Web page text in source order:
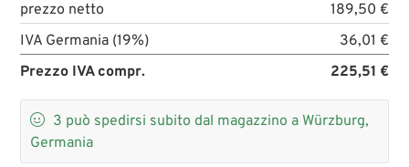
prezzo netto
189,50 €
IVA Germania (19%)
36,01 €
Prezzo IVA compr.
225,51 €
 3 può spedirsi subito dal magazzino a Würzburg,
Germania